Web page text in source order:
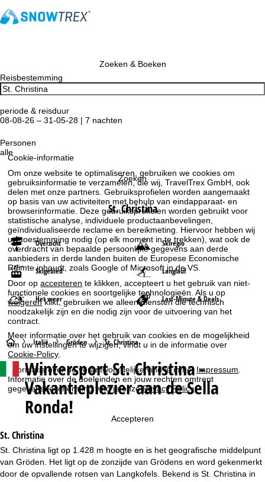
Cookie-informatie
Om onze website te optimaliseren, gebruiken we cookies om
gebruiksinformatie te verzamelen, die wij, TravelTrex GmbH, ook
delen met onze partners. Gebruiksprofielen worden aangemaakt
op basis van uw activiteiten met behulp van eindapparaat- en
browserinformatie. Deze gebruiksprofielen worden gebruikt voor
statistische analyse, individuele productaanbevelingen,
geïndividualiseerde reclame en bereikmeting. Hiervoor hebben wij
uw toestemming nodig (op elk moment in te trekken), wat ook de
overdracht van bepaalde persoonlijke gegevens aan derde
aanbieders in derde landen buiten de Europese Economische
Ruimte inhoudt, zoals Google of Microsoft in de VS.
Door opaccepteren te klikken, accepteert u het gebruik van niet-
functionele cookies en soortgelijke technologieën. Als u op
weigerenklikt, gebruiken we alleen diensten die technisch
noodzakelijk zijn en die nodig zijn voor de uitvoering van het
contract.
Meer informatie over het gebruik van cookies en de mogelijkheid
om uw instellingen te wijzigen, vindt u in de informatie over
Cookie-Policy.
Informatie over de verantwoordelijke vind je in het Impressum.
Informatie over de doeleinden en jouw rechten omtrent
gegevensbescherming vind je onzePrivacy Policy.
Accepteren
Zoeken & Boeken
Reisbestemming
periode & reisduur
08-08-26 – 31-05-28 | 7 nachten
Personen
alle
Zoeken
St. Christina
Overzicht Skiregio
Skigebied Langlauf
Het weer Last-Minute & Deals
S
a
t
p
Italië Gröden St. Christina
WintersportSt. Christina -
Vakantieplezier aan de Sella
Ronda!
St. Christina
St. Christina ligt op 1.428 m hoogte en is het geografische middelpunt
van Gröden. Het ligt op de zonzijde van Grödens en word gekenmerkt
door de opvallende rotsen van Langkofels. Bekend is St. Christina in